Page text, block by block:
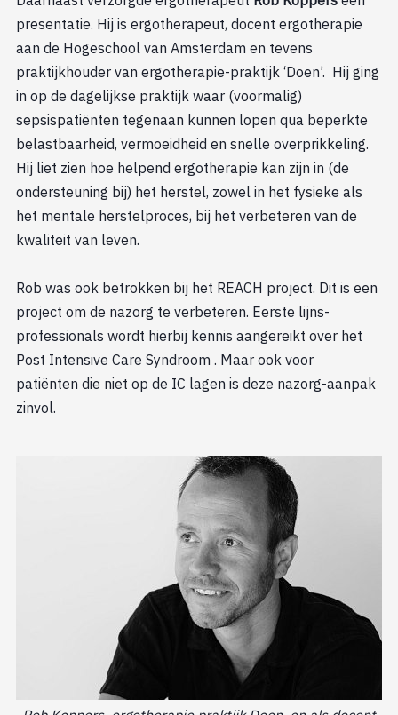
presentatie. Hij is ergotherapeut, docent ergotherapie
aan de Hogeschool van Amsterdam en tevens
praktijkhouder van ergotherapie-praktijk ‘Doen’. Hij ging
in op de dagelijkse praktijk waar (voormalig)
sepsispatiënten tegenaan kunnen lopen qua beperkte
belastbaarheid, vermoeidheid en snelle overprikkeling.
Hij liet zien hoe helpend ergotherapie kan zijn in (de
ondersteuning bij) het herstel, zowel in het fysieke als
het mentale herstelproces, bij het verbeteren van de
kwaliteit van leven.
Rob was ook betrokken bij het REACH project. Dit is een
project om de nazorg te verbeteren. Eerste lijns-
professionals wordt hierbij kennis aangereikt over het
Post Intensive Care Syndroom . Maar ook voor
patiënten die niet op de IC lagen is deze nazorg-aanpak
zinvol.